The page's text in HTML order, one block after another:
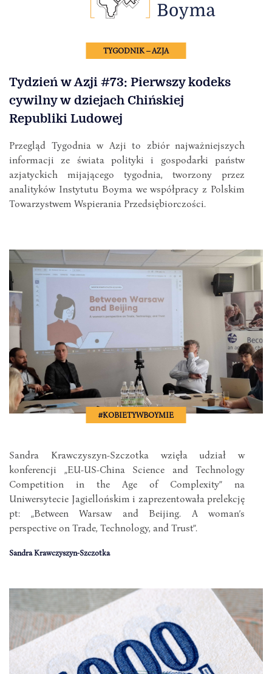
TYGODNIK – AZJA
Tydzień w Azji #73: Pierwszy kodeks
cywilny w dziejach Chińskiej
Republiki Ludowej
Przegląd Tygodnia w Azji to zbiór najważniejszych
informacji ze świata polityki i gospodarki państw
azjatyckich mijającego tygodnia, tworzony przez
analityków Instytutu Boyma we współpracy z Polskim
Towarzystwem Wspierania Przedsiębiorczości.
#KOBIETYWBOYMIE
Sandra Krawczyszyn-Szczotka wzięła udział w
konferencji „EU-US-China Science and Technology
Competition in the Age of Complexity” na
Uniwersytecie Jagiellońskim i zaprezentowała prelekcję
pt: „Between Warsaw and Beijing. A woman’s
perspective on Trade, Technology, and Trust”.
Sandra Krawczyszyn-Szczotka